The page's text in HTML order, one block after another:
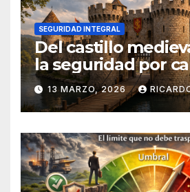
SEGURIDAD INTEGRAL
Del castillo
la seguridad por
13 MARZO, 2026